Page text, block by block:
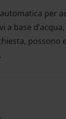
per
base
possono